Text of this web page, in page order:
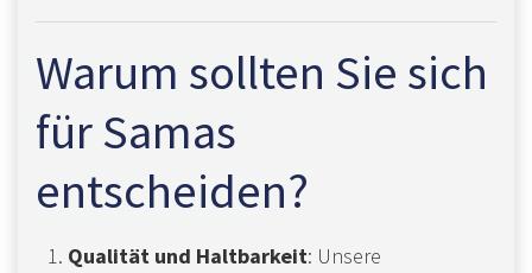
Warum sollten Sie sich
für Samas
entscheiden?
Qualität und Haltbarkeit: Unsere